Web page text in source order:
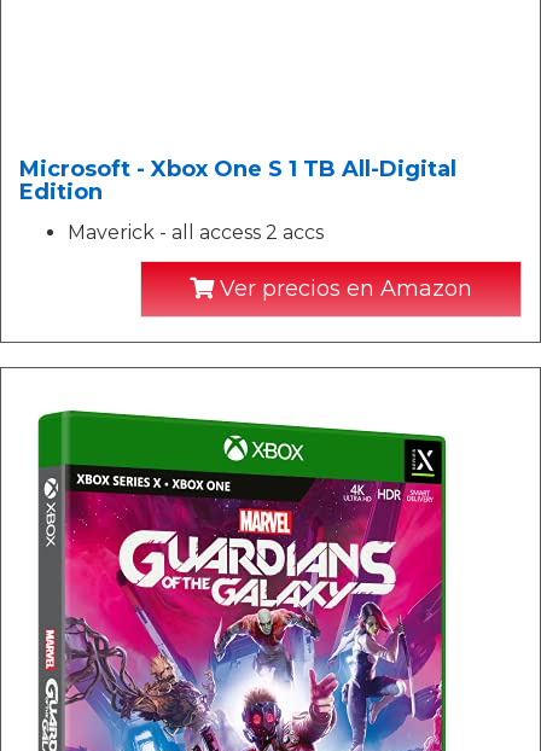
Microsoft - Xbox One S 1 TB All-Digital
Edition
Maverick - all access 2 accs
Ver precios en Amazon